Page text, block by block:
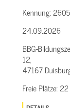
Kennung:
24.09.2026
BBG-
12,
47167
Freie Plätze:22